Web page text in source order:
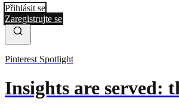
Přihlásit se
Zaregistrujte se
Pinterest Spotlight
Insights are served: